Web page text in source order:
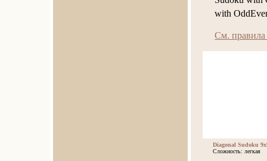
with
См. правила
Diagonal Sudoku
Сложность: легкая